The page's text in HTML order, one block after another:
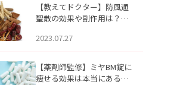
【教えてドクター】防風通
聖散の効果や副作用は？長
2023.07.27
【薬剤師監修】ミヤBM錠に
痩せる効果は本当にある